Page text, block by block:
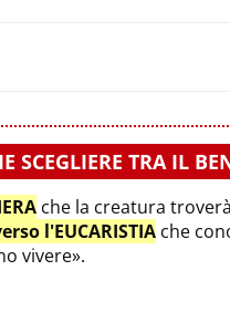
SCEGLIERE TRA IL
che la creatura
l'EUCARISTIA che
vivere».